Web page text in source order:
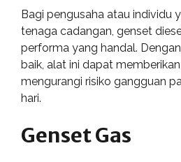
Bagi pengusaha atau individu
tenaga cadangan, genset
performa yang handal.
baik, alat ini dapat
mengurangi risiko gangguan
hari.
Genset Gas